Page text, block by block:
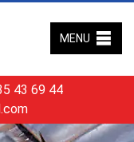
43 69 44
MENU